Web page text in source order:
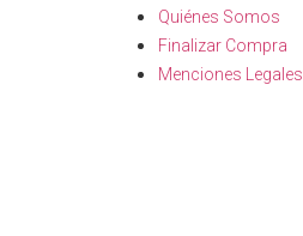
Quiénes Somos
Finalizar Compra
Menciones Legales